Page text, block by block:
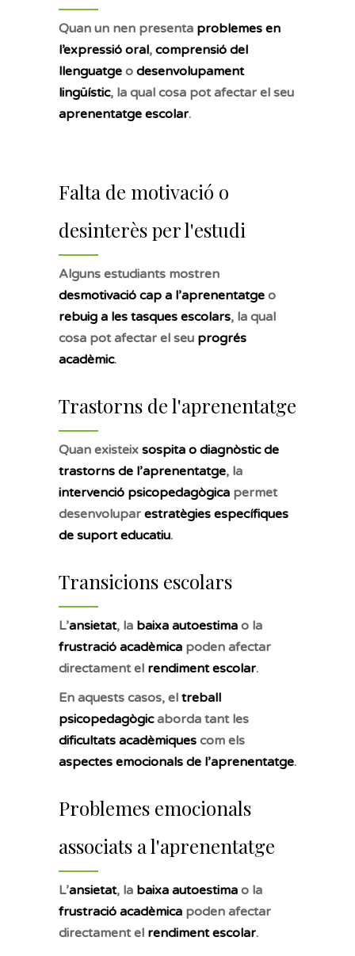
Quan un nen presenta problemes en
l’expressió oral, comprensió del
llenguatge o desenvolupament
lingüístic, la qual cosa pot afectar el seu
aprenentatge escolar.
Falta de motivació o
desinterès per l'estudi
Alguns estudiants mostren
desmotivació cap a l’aprenentatge o
rebuig a les tasques escolars, la qual
cosa pot afectar el seu progrés
acadèmic.
Trastorns de l'aprenentatge
Quan existeix sospita o diagnòstic de
trastorns de l’aprenentatge, la
intervenció psicopedagògica permet
desenvolupar estratègies específiques
de suport educatiu.
Transicions escolars
L’ansietat, la baixa autoestima o la
frustració acadèmica poden afectar
directament el rendiment escolar.
En aquests casos, el treball
psicopedagògicaborda tant les
dificultats acadèmiques com els
aspectes emocionals de l’aprenentatge.
Problemes emocionals
associats a l'aprenentatge
L’ansietat, la baixa autoestima o la
frustració acadèmica poden afectar
directament el rendiment escolar.